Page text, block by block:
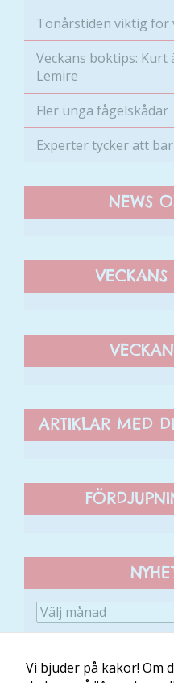
Tonårstiden viktig för
Veckans boktips: Kurt
Lemire
Fler unga fågelskådar
Experter tycker att
NEWS
VECKANS
ARTIKLAR MED
Vi bjuder på kakor! Om